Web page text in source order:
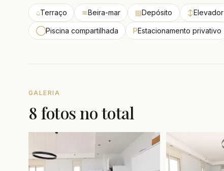
⌂Terraço ≋Beira-mar ▤Depósito ↕Elevador
◯Piscina compartilhada PEstacionamento privativo
GALERIA
8 fotos no total